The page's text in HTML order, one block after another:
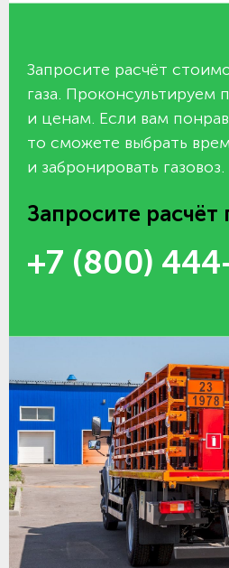
Запросите расчёт
газа. Проконсультируем
и ценам. Если вам
то сможете выбрать
и забронировать газовоз.
Запросите
+7 (800)